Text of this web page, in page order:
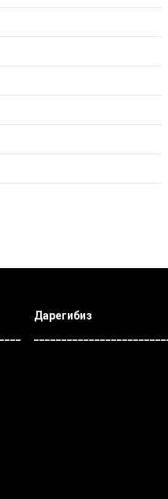
Дарегибиз